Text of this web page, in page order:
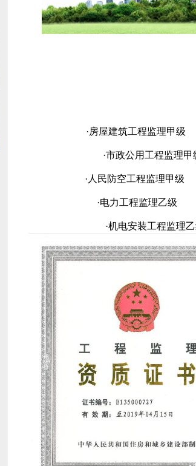
资
·房屋建筑工程监理
·市政公用工程
·人民防空工程监理
·电力工程监理
·机电安装工程